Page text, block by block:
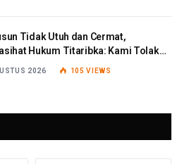
Tidak Utuh dan Cermat,
Hukum Titaribka: Kami Tolak
Jaksa
2026 105VIEWS